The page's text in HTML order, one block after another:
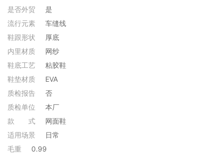
是否外贸
是
流行元素
车缝线
鞋跟形状
厚底
内里材质
网纱
鞋底工艺
粘胶鞋
鞋垫材质
EVA
质检报告
否
质检单位
本厂
款
式
网面鞋
适用场景
日常
毛重
0.99